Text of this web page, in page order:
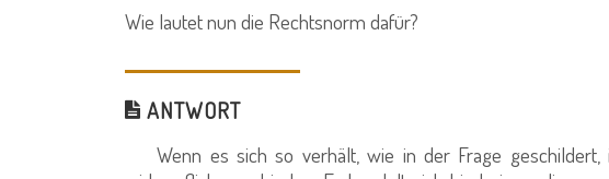
Wie lautet nun die Rechtsnorm dafür?
ANTWORT
Wenn es sich so verhält, wie in der Frage geschildert,